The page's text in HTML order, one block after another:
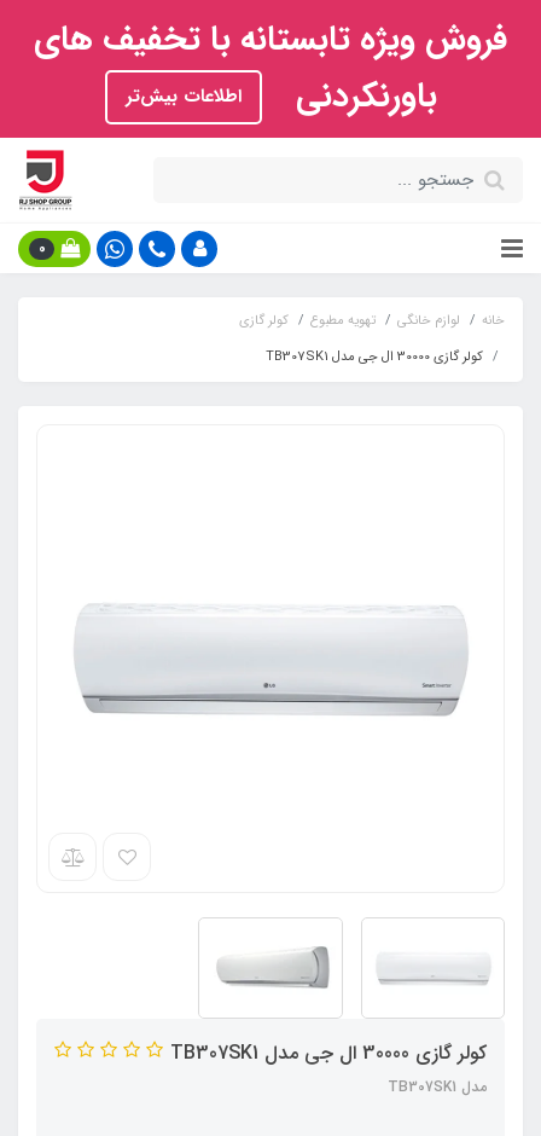
فروش ویژه تابستانه با تخفیف های
باورنکردنی
اطلاعات بیش‌تر
0
خانه لوازم خانگی تهویه مطبوع
کولر گازی
کولر گازی 30000 ال جی مدل TB307SK1
کولر گازی 30000 ال جی مدل TB307SK1
مدل TB307SK1